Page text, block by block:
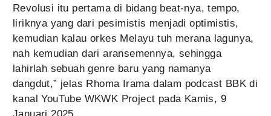
Revolusi itu pertama di bidang beat-nya, tempo,
liriknya yang dari pesimistis menjadi optimistis,
kemudian kalau orkes Melayu tuh merana lagunya,
nah kemudian dari aransemennya, sehingga
lahirlah sebuah genre baru yang namanya
dangdut,” jelas Rhoma Irama dalam podcast BBK di
kanal YouTube WKWK Project pada Kamis, 9